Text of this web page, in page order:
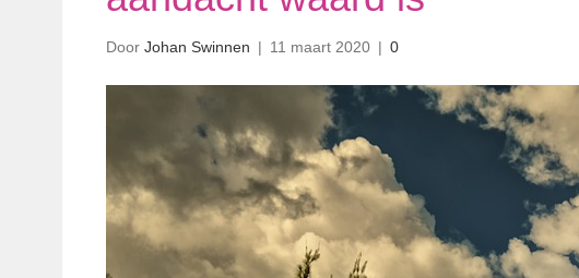
Door Johan Swinnen | 11 maart 2020 | 0